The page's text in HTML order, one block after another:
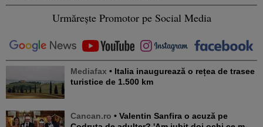
Urmărește Promotor pe Social Media
Mediafax • Italia inaugurează o rețea de trasee
turistice de 1.500 km
Cancan.ro • Valentin Sanfira o acuză pe